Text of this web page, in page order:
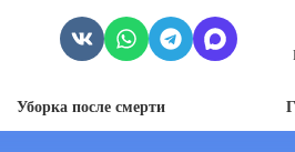
Уборка после смерти